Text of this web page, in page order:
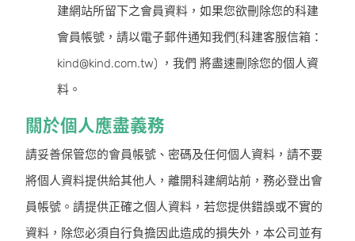
建網站所留下之會員資料，如果您欲刪除您的科建
會員帳號，請以電子郵件通知我們(科建客服信箱：
kind@kind.com.tw) ，我們 將盡速刪除您的個人資
料。
關於個人應盡義務
請妥善保管您的會員帳號、密碼及任何個人資料，請不要
將個人資料提供給其他人，離開科建網站前，務必登出會
員帳號。請提供正確之個人資料，若您提供錯誤或不實的
資料，除您必須自行負擔因此造成的損失外，本公司並有